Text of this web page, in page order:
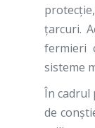
țarcuri.
fermieri
sisteme
În cadrul
de